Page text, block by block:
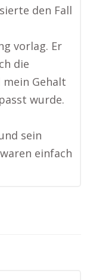
den Fall
vorlag. Er
die
Gehalt
wurde.
sein
einfach